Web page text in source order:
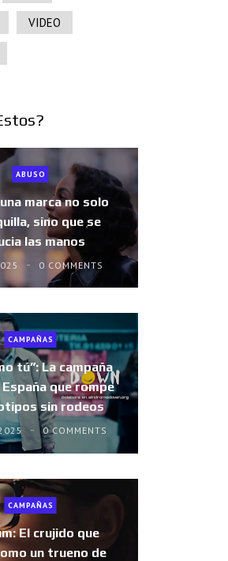
VIDEO
ABUSO
marca no solo
sino que se
las manos
0 COMMENTS
CAMPAÑAS
tú”: La campaña
que rompe
sin rodeos
0 COMMENTS
CAMPAÑAS
El crujido que
un trueno de